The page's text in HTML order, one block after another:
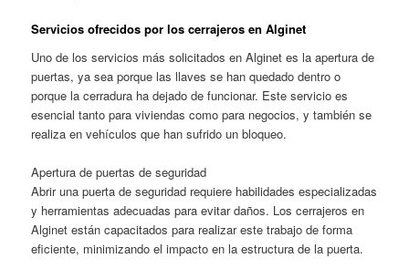
Servicios ofrecidos por los cerrajeros en Alginet
Uno de los servicios más solicitados en Alginet es la apertura de
puertas, ya sea porque las llaves se han quedado dentro o
porque la cerradura ha dejado de funcionar. Este servicio es
esencial tanto para viviendas como para negocios, y también se
realiza en vehículos que han sufrido un bloqueo.
Apertura de puertas de seguridad
Abrir una puerta de seguridad requiere habilidades especializadas
y herramientas adecuadas para evitar daños. Los cerrajeros en
Alginet están capacitados para realizar este trabajo de forma
eficiente, minimizando el impacto en la estructura de la puerta.